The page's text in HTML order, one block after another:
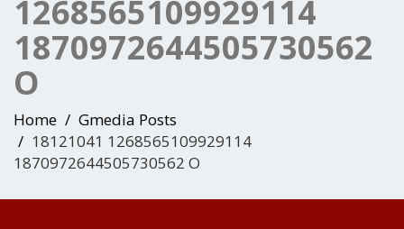
1268565109929114
1870972644505730562
O
Home
Gmedia Posts
18121041 1268565109929114
1870972644505730562 O